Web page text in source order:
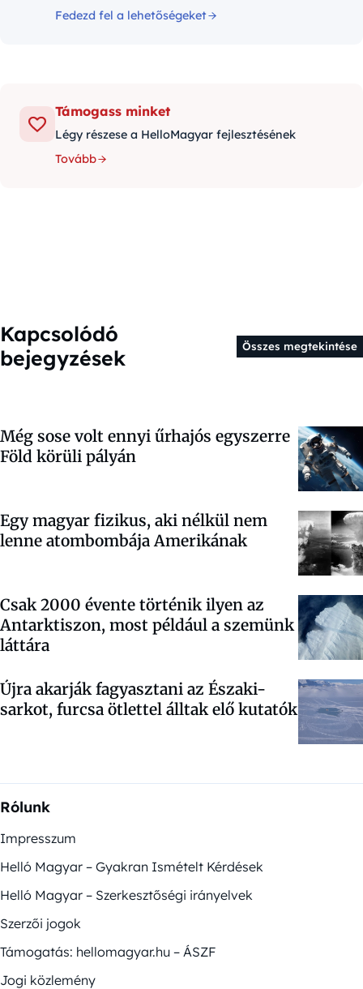
Fedezd fel a lehetőségeket
Támogass minket
Légy részese a HelloMagyar fejlesztésének
Tovább
Kapcsolódó
bejegyzések
Összes megtekintése
Még sose volt ennyi űrhajós egyszerre
Föld körüli pályán
Egy magyar fizikus, aki nélkül nem
lenne atombombája Amerikának
Csak 2000 évente történik ilyen az
Antarktiszon, most például a szemünk
láttára
Újra akarják fagyasztani az Északi-
sarkot, furcsa ötlettel álltak elő kutatók
Rólunk
Impresszum
Helló Magyar – Gyakran Ismételt Kérdések
Helló Magyar – Szerkesztőségi irányelvek
Szerzői jogok
Támogatás: hellomagyar.hu – ÁSZF
Jogi közlemény